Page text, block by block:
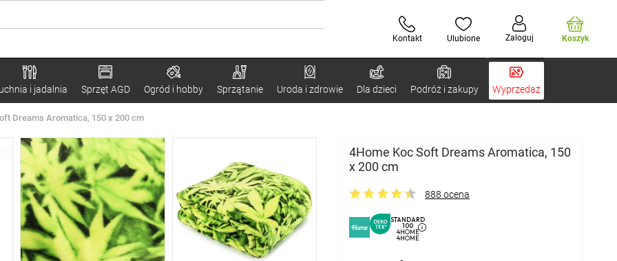
Kontakt Ulubione Zaloguj Koszyk
i jadalnia Sprzęt AGD Ogród i hobby Sprzątanie Uroda i zdrowie Dla dzieci Podróż i zakupy Wyprzedaż
Dreams Aromatica, 150 x 200 cm
4Home Koc Soft Dreams Aromatica, 150
x 200 cm
888 ocena
STANDARD
100
4HOME
4HOME